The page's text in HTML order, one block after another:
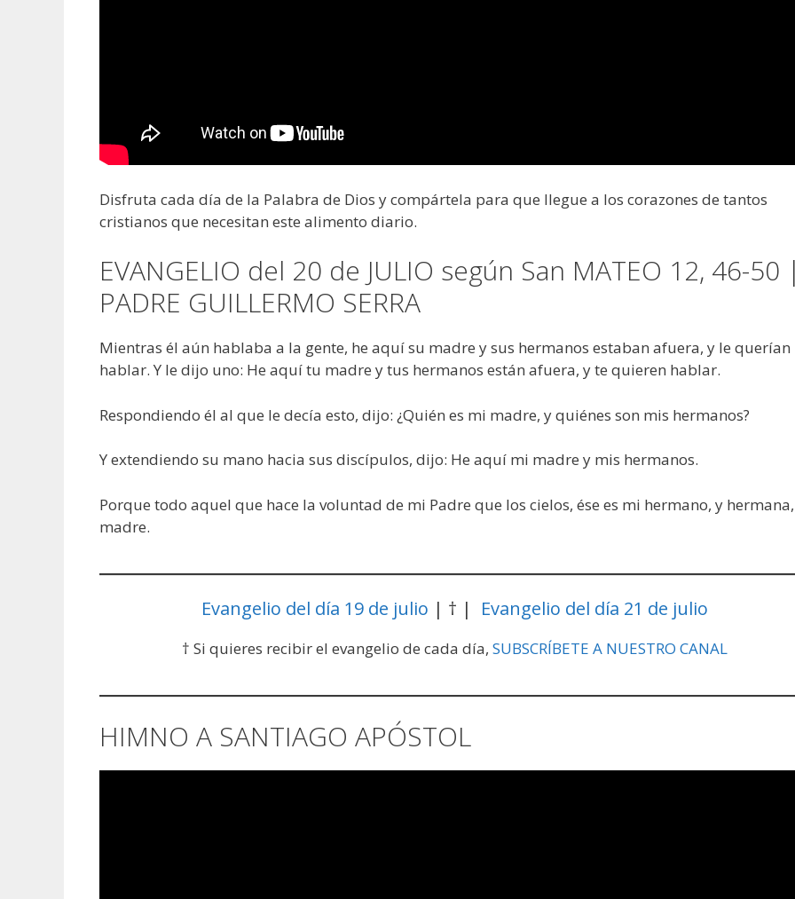
Disfruta cada día de la Palabra de Dios y compártela para que llegue a los corazones de tantos
cristianos que necesitan este alimento diario.
EVANGELIO del 20 de JULIO según San MATEO 12, 46-50
PADRE GUILLERMO SERRA
Mientras él aún hablaba a la gente, he aquí su madre y sus hermanos estaban afuera, y le querían
hablar. Y le dijo uno: He aquí tu madre y tus hermanos están afuera, y te quieren hablar.
Respondiendo él al que le decía esto, dijo: ¿Quién es mi madre, y quiénes son mis hermanos?
Y extendiendo su mano hacia sus discípulos, dijo: He aquí mi madre y mis hermanos.
Porque todo aquel que hace la voluntad de mi Padre que los cielos, ése es mi hermano, y
madre.
Evangelio del día 19 de julio | † | Evangelio del día 21 de julio
† Si quieres recibir el evangelio de cada día, SUBSCRÍBETE A NUESTRO CANAL
HIMNO A SANTIAGO APÓSTOL